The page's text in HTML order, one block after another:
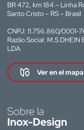
BR 472, km 184 – Linha
Santo Cristo – RS – Brasil
CNPJ: 11.756.860/0001-
Razão Social: M.S DHEIN
LDA
Ver en el mapa
Sobre la
Inox-Design